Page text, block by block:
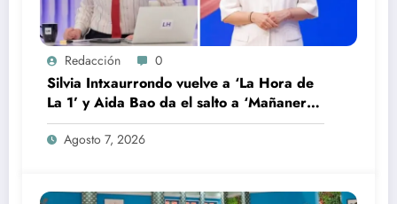
Redacción 0
Silvia Intxaurrondo vuelve a ‘La Hora de
La 1’ y Aida Bao da el salto a ‘Mañaneros
360’
Agosto 7, 2026